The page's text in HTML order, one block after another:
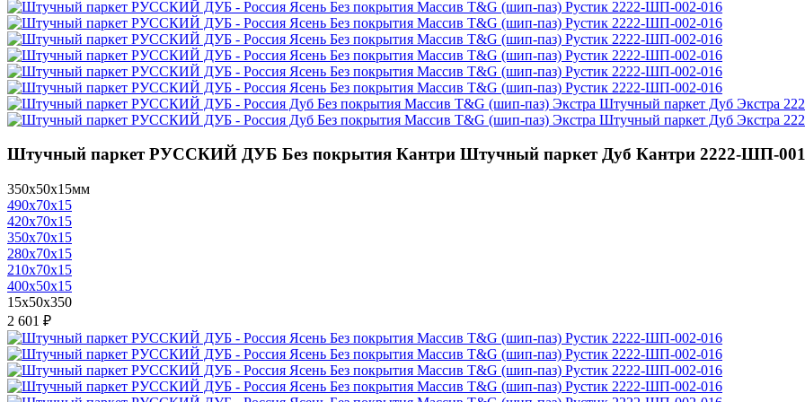
Штучный паркет РУССКИЙ ДУБ Без покрытия Кантри Штучный паркет Дуб Кантри 2222-ШП-
350x50x15мм
490x70x15
420x70x15
350x70x15
280x70x15
210x70x15
400x50x15
15x50x350
2 601 ₽